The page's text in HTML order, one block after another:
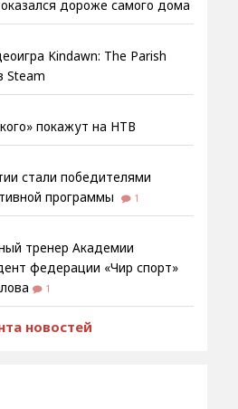
дороже самого дома
Kindawn: The Parish
Steam
покажут на НТВ
стали победителями
программы
1
тренер Академии
федерации «Чир спорт»
1
новостей